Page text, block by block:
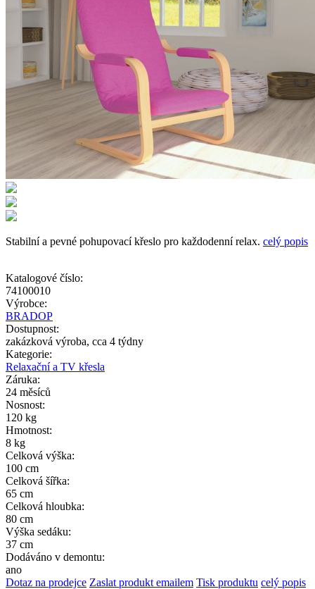
Stabilní a pevné pohupovací křeslo pro každodenní relax. celý popis
Katalogové číslo:
74100010
Výrobce:
BRADOP
Dostupnost:
zakázková výroba, cca 4 týdny
Kategorie:
Relaxační a TV křesla
Záruka:
24 měsíců
Nosnost:
120 kg
Hmotnost:
8 kg
Celková výška:
100 cm
Celková šířka:
65 cm
Celková hloubka:
80 cm
Výška sedáku:
37 cm
Dodáváno v demontu:
ano
Dotaz na prodejce Zaslat produkt emailem Tisk produktu celý popis